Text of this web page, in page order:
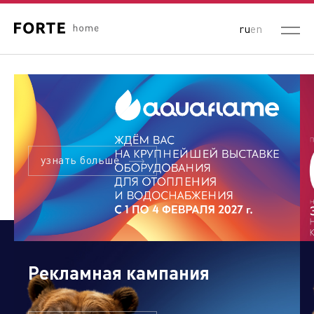
ruen
узнать больше
Рекламная кампания